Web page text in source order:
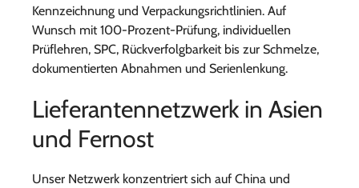
Kennzeichnung und Verpackungsrichtlinien. Auf
Wunsch mit 100-Prozent-Prüfung, individuellen
Prüflehren, SPC, Rückverfolgbarkeit bis zur Schmelze,
dokumentierten Abnahmen und Serienlenkung.
Lieferantennetzwerk in Asien
und Fernost
Unser Netzwerk konzentriert sich auf China und